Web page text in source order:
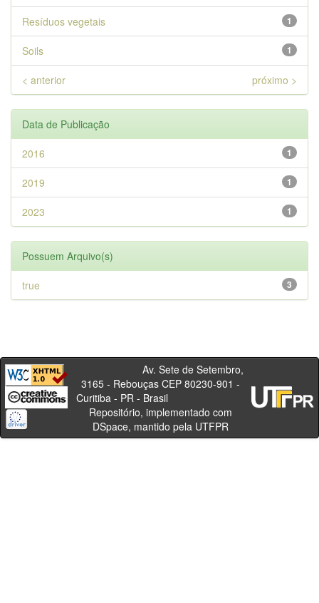
1
Resíduos vegetais
1
Soils
< anterior próximo >
Data de Publicação
1
2016
1
2019
1
2023
Possuem Arquivo(s)
3
true
Av. Sete de Setembro,
3165 - Rebouças CEP 80230-901 -
Curitiba - PR - Brasil
Repositório, implementado com
DSpace, mantido pela UTFPR